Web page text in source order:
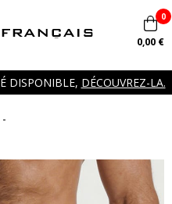
DISPONIBLE, DÉCOUVREZ-LA.
0
0,00 €